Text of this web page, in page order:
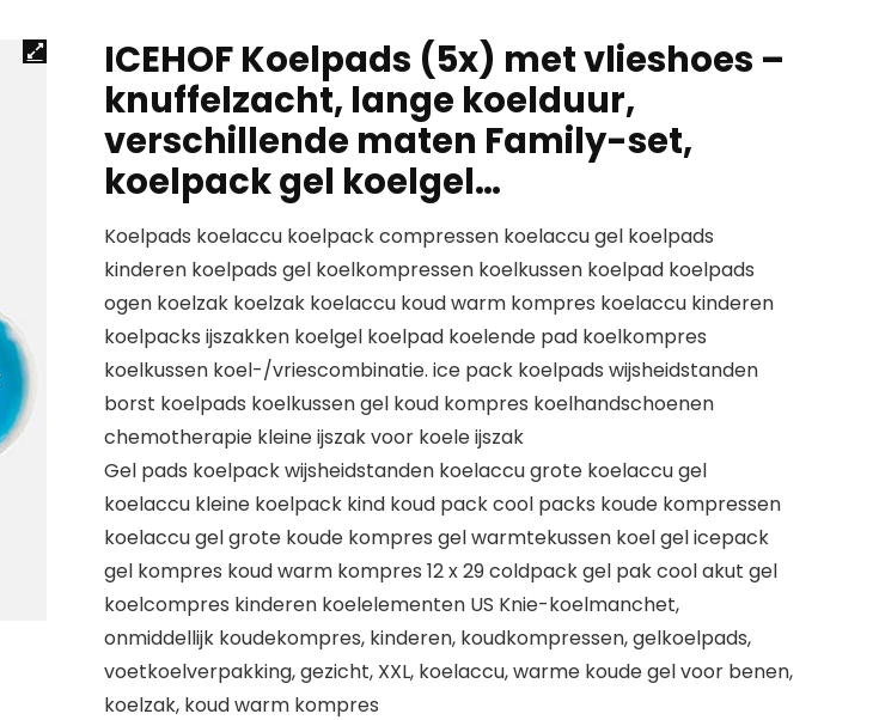
ICEHOF Koelpads (5x) met vlieshoes –
knuffelzacht, lange koelduur,
verschillende maten Family-set,
koelpack gel koelgel…
Koelpads koelaccu koelpack compressen koelaccu gel koelpads
kinderen koelpads gel koelkompressen koelkussen koelpad koelpads
ogen koelzak koelzak koelaccu koud warm kompres koelaccu kinderen
koelpacks ijszakken koelgel koelpad koelende pad koelkompres
koelkussen koel-/vriescombinatie. ice pack koelpads wijsheidstanden
borst koelpads koelkussen gel koud kompres koelhandschoenen
chemotherapie kleine ijszak voor koele ijszak
Gel pads koelpack wijsheidstanden koelaccu grote koelaccu gel
koelaccu kleine koelpack kind koud pack cool packs koude kompressen
koelaccu gel grote koude kompres gel warmtekussen koel gel icepack
gel kompres koud warm kompres 12 x 29 coldpack gel pak cool akut gel
koelcompres kinderen koelelementen US Knie-koelmanchet,
onmiddellijk koudekompres, kinderen, koudkompressen, gelkoelpads,
voetkoelverpakking, gezicht, XXL, koelaccu, warme koude gel voor benen,
koelzak, koud warm kompres